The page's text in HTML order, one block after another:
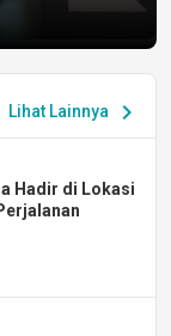
Lihat Lainnya chevron_right
Hadir di Lokasi